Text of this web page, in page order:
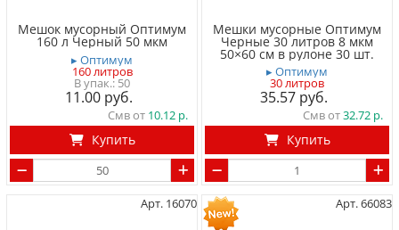
Мешок мусорный Оптимум
160 л Черный 50 мкм
▸ Оптимум
160 литров
50
11.00
Смв от 10.12
Купить
Мешки мусорные Оптимум
Черные 30 литров 8 мкм
50×60 см в рулоне 30 шт.
▸ Оптимум
30 литров
35.57
Смв от32.72
Купить
Арт. 16070 Арт. 66083